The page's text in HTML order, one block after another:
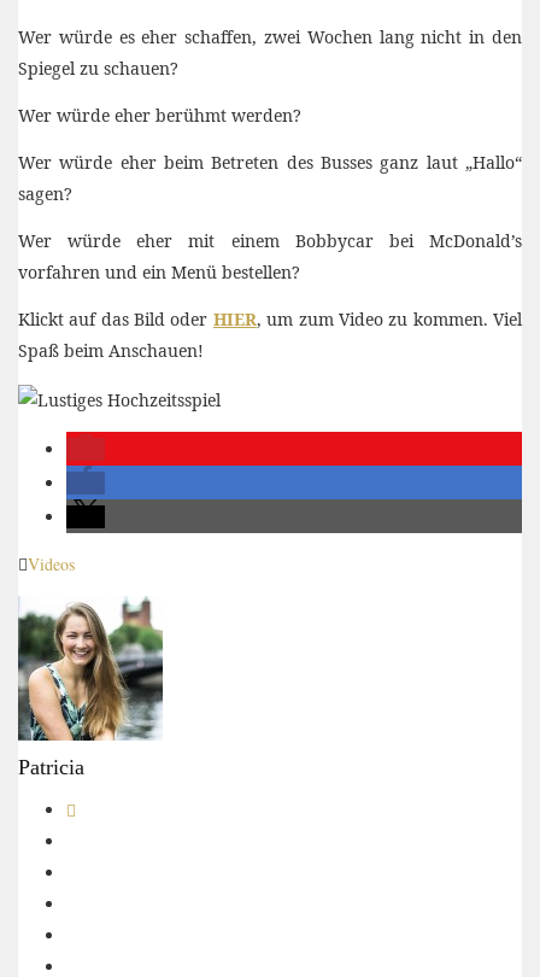
Wer würde es eher schaffen, zwei Wochen lang nicht in den
Spiegel zu schauen?
Wer würde eher berühmt werden?
Wer würde eher beim Betreten des Busses ganz laut „Hallo“
sagen?
Wer würde eher mit einem Bobbycar bei McDonald’s
vorfahren und ein Menü bestellen?
Klickt auf das Bild oder HIER, um zum Video zu kommen. Viel
Spaß beim Anschauen!
Videos
Patricia